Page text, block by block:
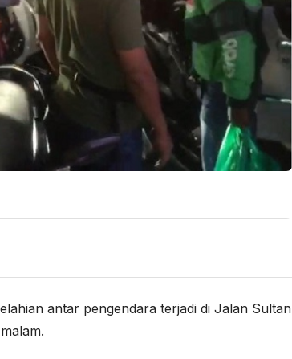
antar pengendara terjadi di Jalan Sultan